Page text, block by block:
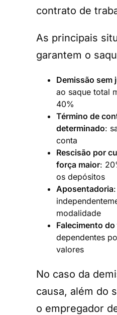
contrato de
As principais
garantem o
Demissão sem
ao saque total
40%
Término de
determinado:
conta
Rescisão por
força maior:
os depósitos
Aposentadoria
modalidade
Falecimento
dependentes
valores
No caso da
causa, além do
o empregador